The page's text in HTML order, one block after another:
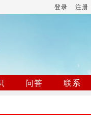
登录 注册
问答
联系